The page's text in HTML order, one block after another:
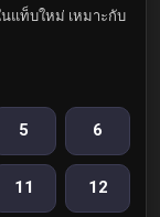
แท็บใหม่ เหมาะกับ
5 6
11 12